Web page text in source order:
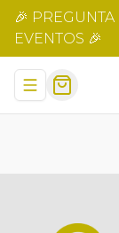
🎉
EVENTOS 🎉
Abrir menu